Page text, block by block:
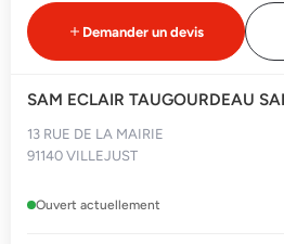
Demander un devis
SAM ECLAIR TAUGOURDEAU
13 RUE DE LA MAIRIE
91140 VILLEJUST
Ouvert actuellement